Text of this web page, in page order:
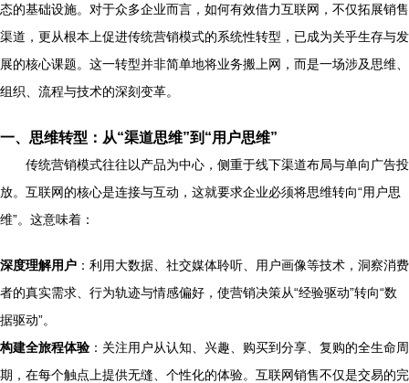
态的基础设施。对于众多企业而言，如何有效借力互联网，不仅拓展销售
渠道，更从根本上促进传统营销模式的系统性转型，已成为关乎生存与发
展的核心课题。这一转型并非简单地将业务搬上网，而是一场涉及思维、
组织、流程与技术的深刻变革。
一、思维转型：从“渠道思维”到“用户思维”
传统营销模式往往以产品为中心，侧重于线下渠道布局与单向广告投
放。互联网的核心是连接与互动，这就要求企业必须将思维转向“用户思
维”。这意味着：
深度理解用户 ：利用大数据、社交媒体聆听、用户画像等技术，洞察消费
者的真实需求、行为轨迹与情感偏好，使营销决策从“经验驱动”转向“数
据驱动”。
构建全旅程体验 ：关注用户从认知、兴趣、购买到分享、复购的全生命周
期，在每个触点上提供无缝、个性化的体验。互联网销售不仅是交易的完